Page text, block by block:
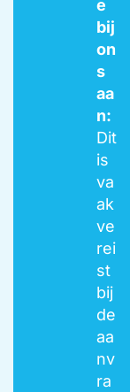
e
bij
on
s
aa
n:
Dit
is
va
ak
ve
rei
st
bij
de
aa
nv
ra